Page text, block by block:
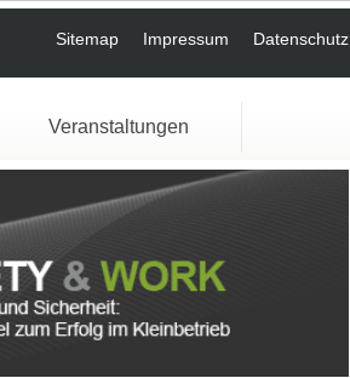
Sitemap Impressum Datenschutz
Veranstaltungen